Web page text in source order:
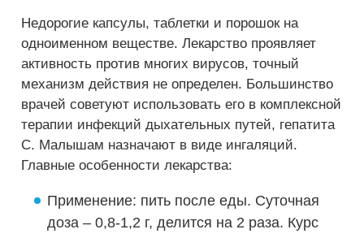
Недорогие капсулы, таблетки и порошок на
одноименном веществе. Лекарство проявляет
активность против многих вирусов, точный
механизм действия не определен. Большинство
врачей советуют использовать его в комплексной
терапии инфекций дыхательных путей, гепатита
С. Малышам назначают в виде ингаляций.
Главные особенности лекарства:
Применение: пить после еды. Суточная
доза – 0,8-1,2 г, делится на 2 раза. Курс